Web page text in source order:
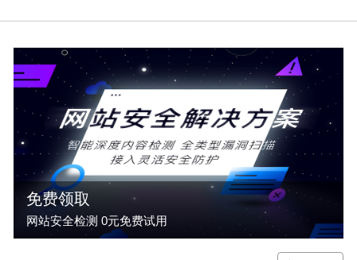
免费领取
网站安全检测 0元免费试用